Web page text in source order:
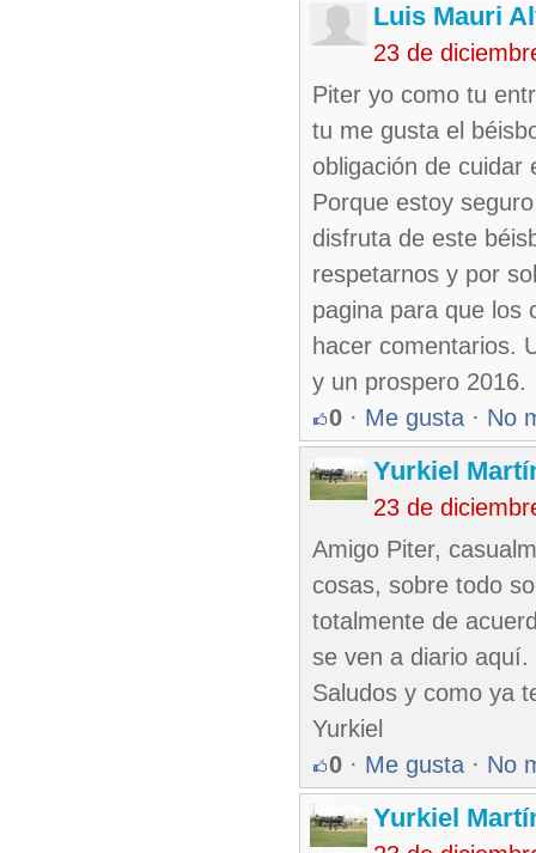
Luis Mauri
23 de
Piter yo como tu
tu me gusta el
obligación de cuidar
Porque estoy
disfruta de este
respetarnos y por
pagina para que los
hacer comentarios.
y un prospero 2016.
0 · Me gusta · No
Yurkiel
23 de
Amigo Piter,
cosas, sobre todo
totalmente de
se ven a diario aquí.
Saludos y como ya
Yurkiel
0 · Me gusta · No
Yurkiel